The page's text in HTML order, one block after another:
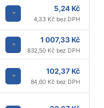
5,24 Kč
4,33 Kč bez DPH
1 007,33 Kč
832,50 Kč bez DPH
102,37 Kč
84,60 Kč bez DPH